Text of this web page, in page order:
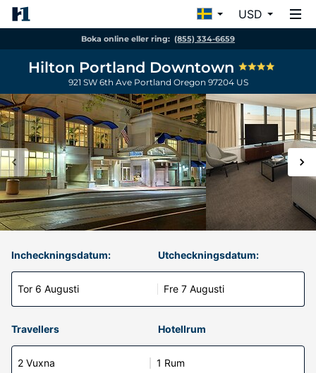
USD
Boka online eller ring: (855) 334-6659
Hilton Portland Downtown
921 SW 6th Ave Portland Oregon 97204 US
Incheckningsdatum:
Tor 6 Augusti
Utcheckningsdatum:
Fre 7 Augusti
Travellers Hotellrum
2 Vuxna 1 Rum